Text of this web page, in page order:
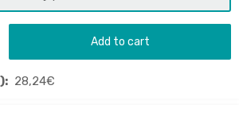
Add to cart
28,24€